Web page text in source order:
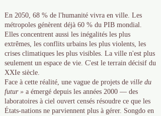
En 2050, 68 % de l'humanité vivra en ville. Les
métropoles génèrent déjà 60 % du PIB mondial.
Elles concentrent aussi les inégalités les plus
extrêmes, les conflits urbains les plus violents, les
crises climatiques les plus visibles. La ville n'est plus
seulement un espace de vie. C'est le terrain décisif du
XXIe siècle.
Face à cette réalité, une vague de projets de ville du
futur » a émergé depuis les années 2000 — des
laboratoires à ciel ouvert censés résoudre ce que les
États-nations ne parviennent plus à gérer. Songdo en